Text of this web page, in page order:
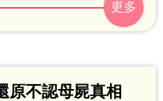
有進步，短時間
對他伸出援手，
不認母屍真相